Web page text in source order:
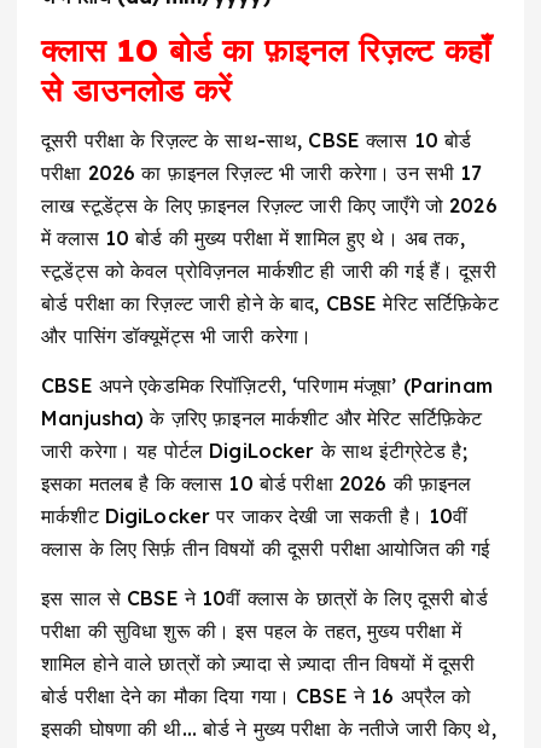
क्लास 10 बोर्ड का फ़ाइनल रिज़ल्ट कहाँ
से डाउनलोड करें
दूसरी परीक्षा के रिज़ल्ट के साथ-साथ, CBSE क्लास 10 बोर्ड
परीक्षा 2026 का फ़ाइनल रिज़ल्ट भी जारी करेगा। उन सभी 17
लाख स्टूडेंट्स के लिए फ़ाइनल रिज़ल्ट जारी किए जाएँगे जो 2026
में क्लास 10 बोर्ड की मुख्य परीक्षा में शामिल हुए थे। अब तक,
स्टूडेंट्स को केवल प्रोविज़नल मार्कशीट ही जारी की गई हैं। दूसरी
बोर्ड परीक्षा का रिज़ल्ट जारी होने के बाद, CBSE मेरिट सर्टिफ़िकेट
और पासिंग डॉक्यूमेंट्स भी जारी करेगा।
CBSE अपने एकेडमिक रिपॉज़िटरी, ‘परिणाम मंजूषा’ (Parinam
Manjusha) के ज़रिए फ़ाइनल मार्कशीट और मेरिट सर्टिफ़िकेट
जारी करेगा। यह पोर्टल DigiLocker के साथ इंटीग्रेटेड है;
इसका मतलब है कि क्लास 10 बोर्ड परीक्षा 2026 की फ़ाइनल
मार्कशीट DigiLocker पर जाकर देखी जा सकती है। 10वीं
क्लास के लिए सिर्फ़ तीन विषयों की दूसरी परीक्षा आयोजित की गई
इस साल से CBSE ने 10वीं क्लास के छात्रों के लिए दूसरी बोर्ड
परीक्षा की सुविधा शुरू की। इस पहल के तहत, मुख्य परीक्षा में
शामिल होने वाले छात्रों को ज़्यादा से ज़्यादा तीन विषयों में दूसरी
बोर्ड परीक्षा देने का मौका दिया गया। CBSE ने 16 अप्रैल को
इसकी घोषणा की थी… बोर्ड ने मुख्य परीक्षा के नतीजे जारी किए थे,